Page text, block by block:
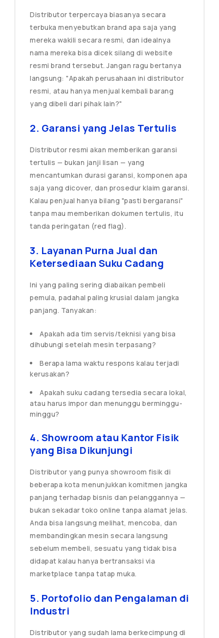
Distributor terpercaya biasanya secara
terbuka menyebutkan brand apa saja yang
mereka wakili secara resmi, dan idealnya
nama mereka bisa dicek silang di website
resmi brand tersebut. Jangan ragu bertanya
langsung: "Apakah perusahaan ini distributor
resmi, atau hanya menjual kembali barang
yang dibeli dari pihak lain?"
2. Garansi yang Jelas Tertulis
Distributor resmi akan memberikan garansi
tertulis — bukan janji lisan — yang
mencantumkan durasi garansi, komponen apa
saja yang dicover, dan prosedur klaim garansi.
Kalau penjual hanya bilang "pasti bergaransi"
tanpa mau memberikan dokumen tertulis, itu
tanda peringatan (red flag).
3. Layanan Purna Jual dan
Ketersediaan Suku Cadang
Ini yang paling sering diabaikan pembeli
pemula, padahal paling krusial dalam jangka
panjang. Tanyakan:
Apakah ada tim servis/teknisi yang bisa
dihubungi setelah mesin terpasang?
Berapa lama waktu respons kalau terjadi
kerusakan?
Apakah suku cadang tersedia secara lokal,
atau harus impor dan menunggu berminggu-
minggu?
4. Showroom atau Kantor Fisik
yang Bisa Dikunjungi
Distributor yang punya showroom fisik di
beberapa kota menunjukkan komitmen jangka
panjang terhadap bisnis dan pelanggannya —
bukan sekadar toko online tanpa alamat jelas.
Anda bisa langsung melihat, mencoba, dan
membandingkan mesin secara langsung
sebelum membeli, sesuatu yang tidak bisa
didapat kalau hanya bertransaksi via
marketplace tanpa tatap muka.
5. Portofolio dan Pengalaman di
Industri
Distributor yang sudah lama berkecimpung di